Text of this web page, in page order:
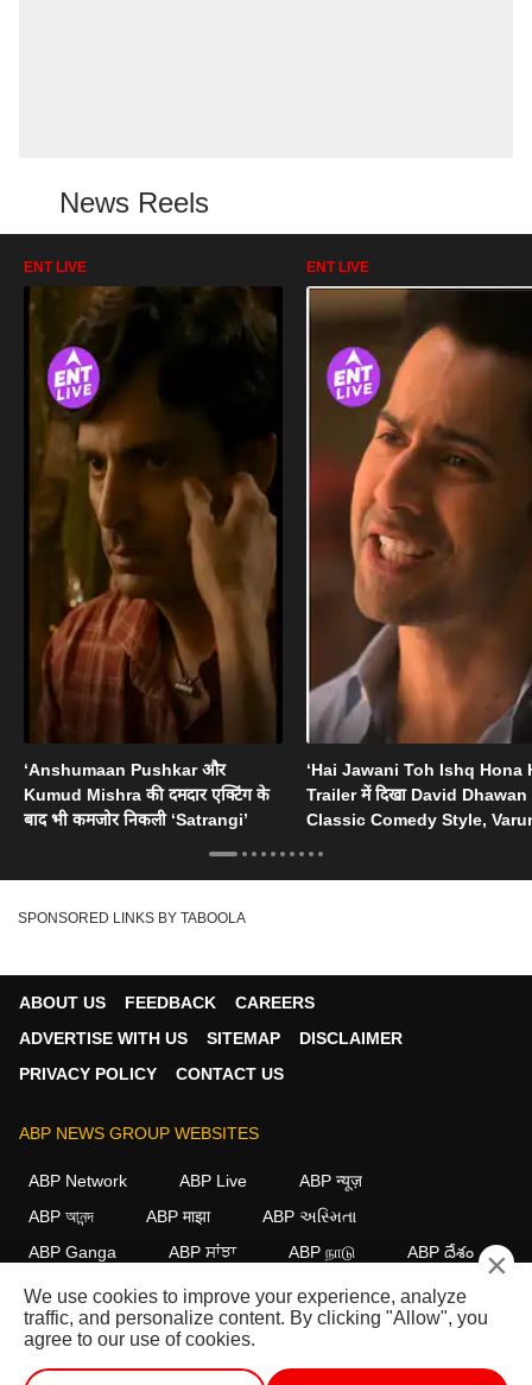
News Reels
ENT LIVE
‘Anshumaan Pushkar और
Kumud Mishra की दमदार एक्टिंग के
बाद भी कमजोर निकली ‘Satrangi’
ENT LIVE
‘Hai Jawani Toh Ishq Hona
Trailer में दिखा David Dhawan
Classic Comedy Style,
SPONSORED LINKS BY TABOOLA
ABOUT US FEEDBACK
CAREERS
ADVERTISE WITH US
SITEMAP
DISCLAIMER
PRIVACY POLICY
CONTACT US
ABP NEWS GROUP WEBSITES
ABP Network ABP Live
ABP न्यूज़
ABP আনন্দ
ABP माझा
ABP અસ્મિતા
ABP Ganga
ABP ਸਾਂਝਾ ABP நாடு ABP దేశం
FOLLOW US
×
We use cookies to improve your experience, analyze
traffic, and personalize content. By clicking "Allow", you
agree to our use of cookies.